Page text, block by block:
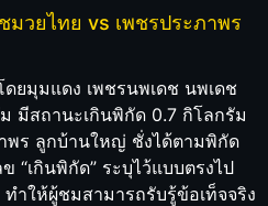
มวยไทย vs เพชรประภาพร
ยมุมแดง เพชรนพเดช นพเดช
มีสถานะเกินพิกัด 0.7 กิโลกรัม
พร ลูกบ้านใหญ่ ชั่งได้ตามพิกัด
“เกินพิกัด” ระบุไว้แบบตรงไป
ำให้ผู้ชมสามารถรับรู้ข้อเท็จจริง